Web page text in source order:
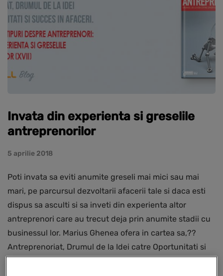
Invata din experienta si greselile
antreprenorilor
5 aprilie 2018
Poti invata sa eviti anumite greseli mai mici sau mai
mari, pe parcursul dezvoltarii afacerii tale si daca esti
dispus sa asculti si sa inveti din experienta altor
antreprenori care au trecut deja prin anumite stadii cu
businessul lor. Marius Ghenea ofera in cartea sa,??
Antreprenoriat, Drumul de la Idei catre Oportunitati si
Succes in Afaceri?, recomandari cu privire la acest